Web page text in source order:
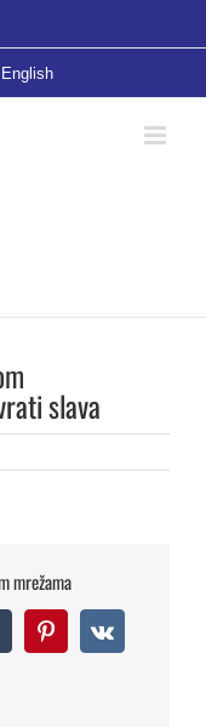
English
slava
mrežama
Pinterest
Vk